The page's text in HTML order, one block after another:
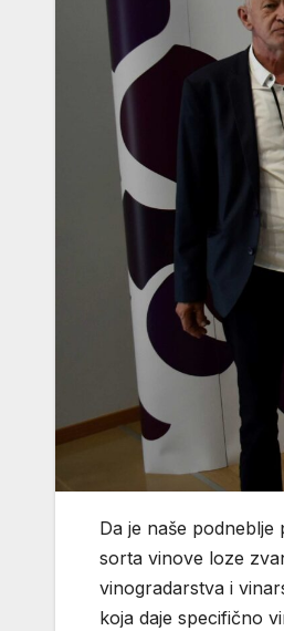
Da je naše
sorta vinove loze
vinogradarstva i
koja daje specifično